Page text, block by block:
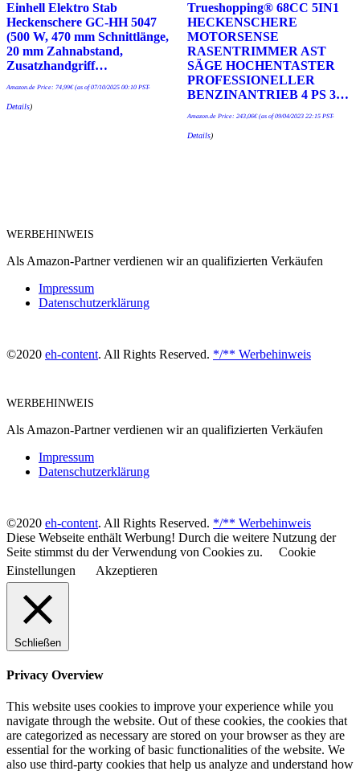
Einhell Elektro Stab
Heckenschere GC-HH 5047
(500 W, 470 mm Schnittlänge,
20 mm Zahnabstand,
Zusatzhandgriff…
Amazon.de Price: 74,99€(as of 07/10/2025 00:10 PST-
Details)
Trueshopping® 68CC 5IN1
HECKENSCHERE
MOTORSENSE
RASENTRIMMER AST
SÄGE HOCHENTASTER
PROFESSIONELLER
BENZINANTRIEB 4 PS 3…
Amazon.de Price: 243,06€(as of 09/04/2023 22:15 PST-
Details)
WERBEHINWEIS
Als Amazon-Partner verdienen wir an qualifizierten Verkäufen
Impressum
Datenschutzerklärung
©2020 eh-content. All Rights Reserved. */** Werbehinweis
WERBEHINWEIS
Als Amazon-Partner verdienen wir an qualifizierten Verkäufen
Impressum
Datenschutzerklärung
©2020 eh-content. All Rights Reserved. */** Werbehinweis
Diese Webseite enthält Werbung! Durch die weitere Nutzung der
Seite stimmst du der Verwendung von Cookies zu.
Cookie
Einstellungen
Akzeptieren
Schließen
Privacy Overview
This website uses cookies to improve your experience while you
navigate through the website. Out of these cookies, the cookies that
are categorized as necessary are stored on your browser as they are
essential for the working of basic functionalities of the website. We
also use third-party cookies that help us analyze and understand how